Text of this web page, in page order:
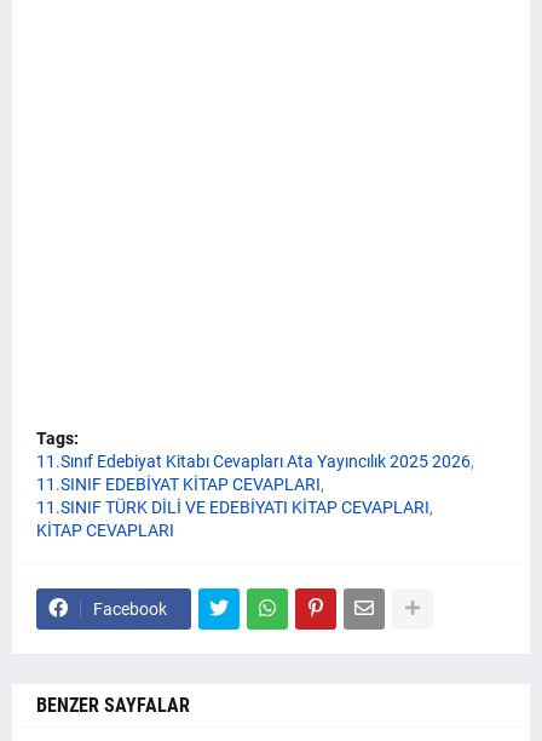
Tags:
11.Sınıf Edebiyat Kitabı Cevapları Ata Yayıncılık 2025 2026
11.SINIF EDEBİYAT KİTAP CEVAPLARI
11.SINIF TÜRK DİLİ VE EDEBİYATI KİTAP CEVAPLARI
KİTAP CEVAPLARI
Facebook
BENZER SAYFALAR